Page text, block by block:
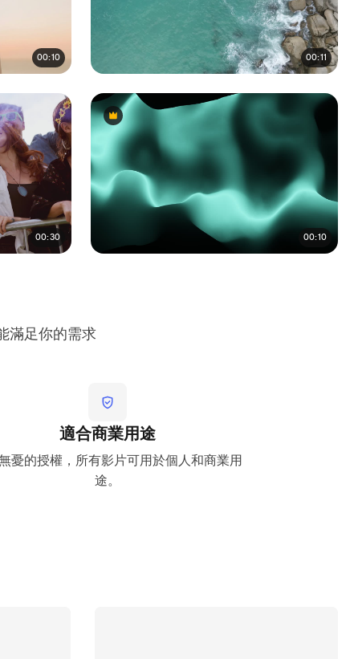
00:10 00:11
00:30 00:10
Premium
Premium
滿足你的需求
適合商業用途
憂的授權，所有影片可用於個人和商業用
途。